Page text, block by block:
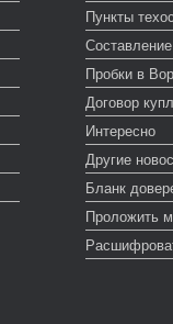
Пункты
Пробки в
Договор
Интересно
Другие
Бланк
Проложить